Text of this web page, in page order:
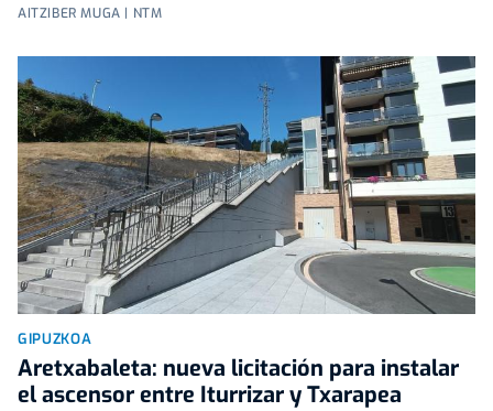
AITZIBER MUGA | NTM
GIPUZKOA
Aretxabaleta: nueva licitación para instalar
el ascensor entre Iturrizar y Txarapea